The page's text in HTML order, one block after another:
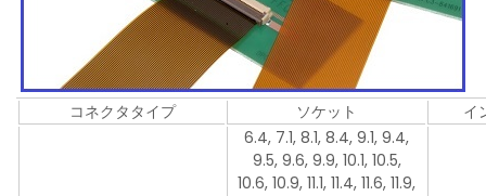
コネクタタイプ ソケット イ
6.4, 7.1, 8.1, 8.4, 9.1, 9.4,
9.5, 9.6, 9.9, 10.1, 10.5,
10.6, 10.9, 11.1, 11.4, 11.6, 11.9,